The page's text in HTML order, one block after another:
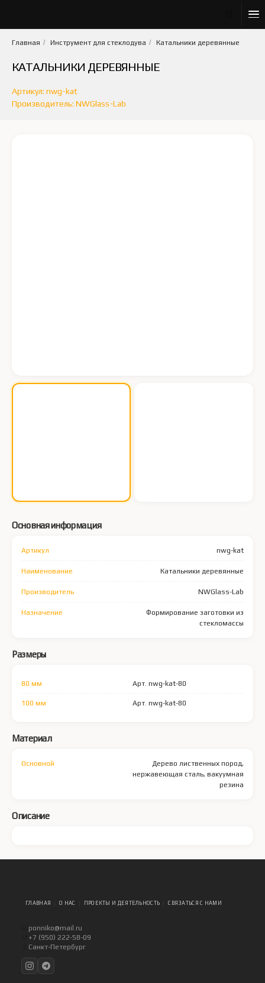
Главная / Инструмент для стеклодува / Катальники деревянные
КАТАЛЬНИКИ ДЕРЕВЯННЫЕ
Артикул: nwg-kat
Производитель: NWGlass-Lab
Основная информация
Артикул nwg-kat
Наименование Катальники деревянные
Производитель NWGlass-Lab
Назначение
Формирование заготовки из
стекломассы
Размеры
80 мм Арт. nwg-kat-80
100 мм Арт. nwg-kat-80
Материал
Основной
Дерево лиственных пород,
нержавеющая сталь, вакуумная
резина
Описание
ГЛАВНАЯ О НАС ПРОЕКТЫ И ДЕЯТЕЛЬНОСТЬ СВЯЗАТЬСЯ С НАМИ
ponniko@mail.ru
+7 (950) 222-58-09
Санкт-Петербург